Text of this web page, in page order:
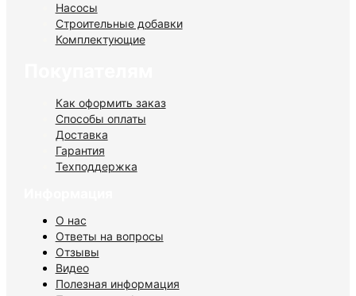
Насосы
Строительные добавки
Комплектующие
Как оформить заказ
Способы оплаты
Доставка
Гарантия
Техподдержка
О нас
Ответы на вопросы
Отзывы
Видео
Полезная информация